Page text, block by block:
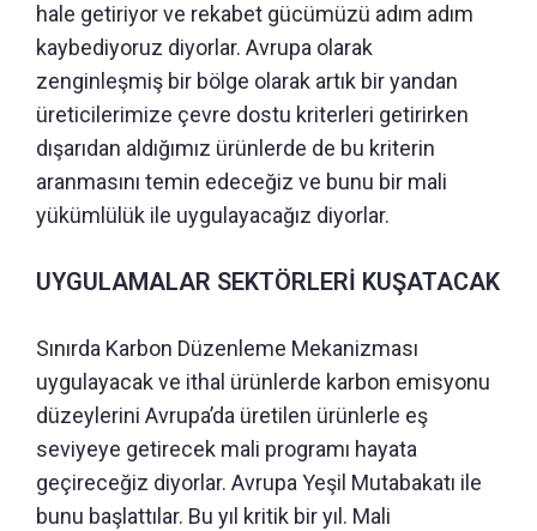
hale getiriyor ve rekabet gücümüzü adım adım
kaybediyoruz diyorlar. Avrupa olarak
zenginleşmiş bir bölge olarak artık bir yandan
üreticilerimize çevre dostu kriterleri getirirken
dışarıdan aldığımız ürünlerde de bu kriterin
aranmasını temin edeceğiz ve bunu bir mali
yükümlülük ile uygulayacağız diyorlar.
UYGULAMALAR SEKTÖRLERİ KUŞATACAK
Sınırda Karbon Düzenleme Mekanizması
uygulayacak ve ithal ürünlerde karbon emisyonu
düzeylerini Avrupa’da üretilen ürünlerle eş
seviyeye getirecek mali programı hayata
geçireceğiz diyorlar. Avrupa Yeşil Mutabakatı ile
bunu başlattılar. Bu yıl kritik bir yıl. Mali